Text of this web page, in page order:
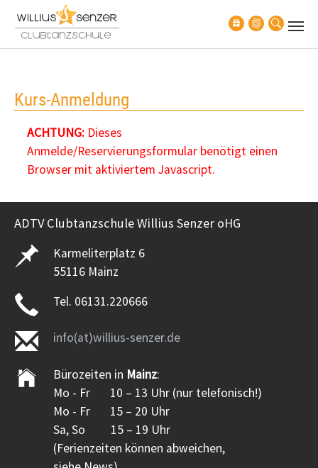
Zum Hauptinhalt springen
Kurs-Anmeldung
ACHTUNG:Dieses
Anmelde/Reservierungsformular benötigt einen
Browser mit aktiviertem Javascript.
ADTV Clubtanzschule Willius Senzer oHG
Karmeliterplatz 6
55116 Mainz
Tel. 06131.220666
info(at)willius-senzer.de
Bürozeiten in Mainz:
Mo - Fr 10 – 13 Uhr (nur telefonisch!)
Mo - Fr 15 – 20 Uhr
Sa, So 15 – 19 Uhr
(Ferienzeiten können abweichen,